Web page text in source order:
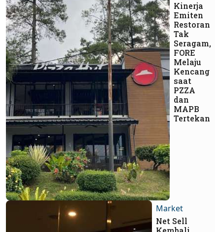
Kinerja
Emiten
Restoran
Tak
Seragam,
FORE
Melaju
Kencang
saat
PZZA
dan
MAPB
Tertekan
Market
Net Sell